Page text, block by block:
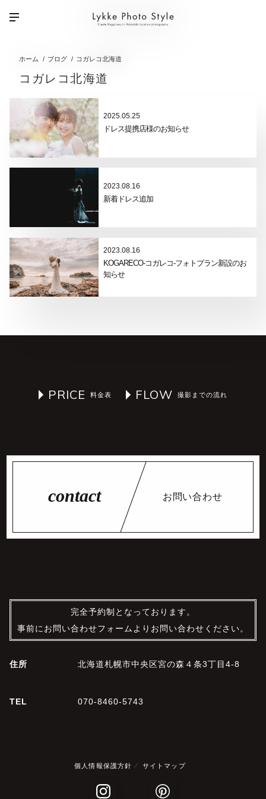
ホーム ブログ コガレコ北海道
コガレコ北海道
2025.05.25
ドレス提携店様のお知らせ
2023.08.16
新着ドレス追加
2023.08.16
KOGARECO-コガレコ-フォトプラン新設のお
知らせ
PRICE FLOW
お問い合わせ
完全予約制となっております。
事前にお問い合わせフォームよりお問い合わせください。
住所 北海道札幌市中央区宮の森４条3丁目4-8
TEL 070-8460-5743
個人情報保護方針 サイトマップ